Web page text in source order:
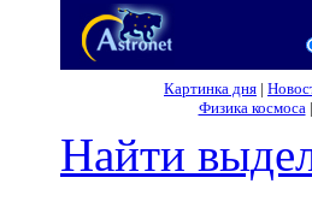
Картинка дня |
Физика космоса|
Найти